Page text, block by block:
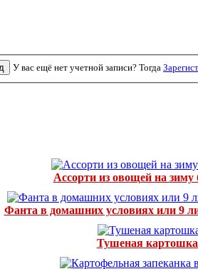
У вас ещё нет учетной записи? Тогда
Ассорти из овощей на зиму
Фанта в домашних условиях или 9
Тушеная